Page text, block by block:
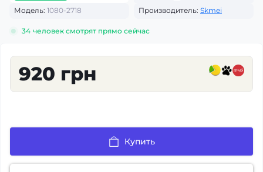
Модель: 1080-2718 Производитель: Skmei
34 человек смотрят прямо сейчас
920 грн
Купить